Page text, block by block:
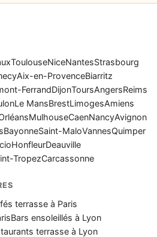
ToulouseNiceNantesStrasbourg
Aix-en-ProvenceBiarritz
FerrandDijonToursAngersReims
Le MansBrestLimogesAmiens
MulhouseCaenNancyAvignon
BayonneSaint-MaloVannesQuimper
HonfleurDeauville
TropezCarcassonne
terrasse à Paris
Bars ensoleillés à Lyon
terrasse à Lyon